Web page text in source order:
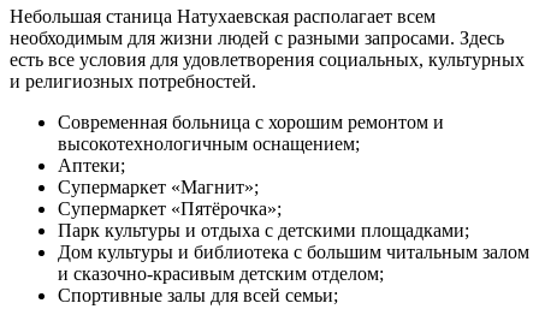
Небольшая станица Натухаевская располагает всем
необходимым для жизни людей с разными запросами. Здесь
есть все условия для удовлетворения социальных, культурных
и религиозных потребностей.
Современная больница с хорошим ремонтом и
высокотехнологичным оснащением;
Аптеки;
Супермаркет «Магнит»;
Супермаркет «Пятёрочка»;
Парк культуры и отдыха с детскими площадками;
Дом культуры и библиотека с большим читальным залом
и сказочно-красивым детским отделом;
Спортивные залы для всей семьи;